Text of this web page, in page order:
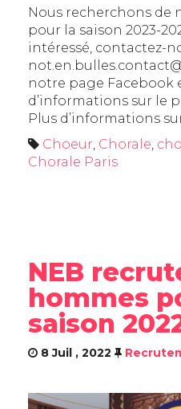
Nous recherchons de
pour la saison 2023-
intéressé, contactez-
notre page Facebook
d’informations sur le
Plus d’informations
Choeur Chorale
Chorale Paris
NEB
hommes
saison
8 Juil , 2022